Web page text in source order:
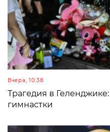
Вчера, 10:38
Трагедия в
гимнастки